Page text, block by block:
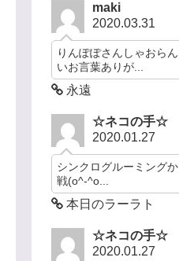
maki
2020.03.31
りんぽぽさんしゃおら
いお言葉ありが...
永遠
☆ネコの手☆
2020.01.27
シンクログルーミング
戦(o^-^o...
本日のラーラト
☆ネコの手☆
2020.01.27